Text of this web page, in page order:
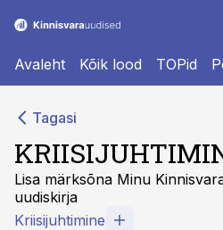
Avaleht Kõik lood TOPid
Tagasi
Lisa märksõna Minu
uudiskirja
Kriisijuhtimine